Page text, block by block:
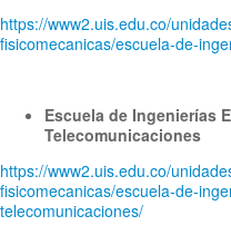
https://www2.uis.edu.co/
fisicomecanicas/escuela-de-
Escuela de Ingenierías
Telecomunicaciones
https://www2.uis.edu.co/
fisicomecanicas/escuela-de-
telecomunicaciones/